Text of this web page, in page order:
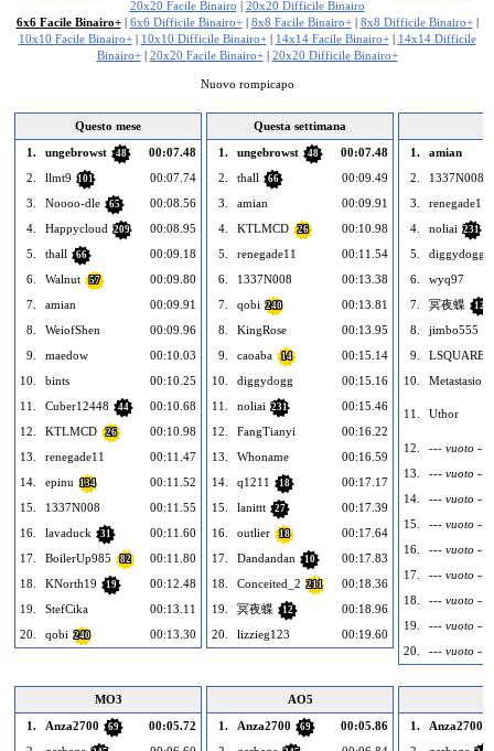
20x20 Facile Binairo | 20x20 Difficile Binairo
6x6 Facile Binairo+| 6x6 Difficile Binairo+| 8x8 Facile Binairo+| 8x8 Difficile Binairo+|
10x10 Facile Binairo+| 10x10 Difficile Binairo+| 14x14 Facile Binairo+| 14x14 Difficile
Binairo+| 20x20 Facile Binairo+| 20x20 Difficile Binairo+
Nuovo rompicapo
Questo mese
1.
ungebrowst 48
00:07.48
2.
llmt9 101
00:07.74
3.
Noooo-dle 65
00:08.56
4.
Happycloud 209
00:08.95
5.
thall 66
00:09.18
6.
Walnut 57
00:09.80
7.
amian
00:09.91
8.
WeiofShen
00:09.96
9.
maedow
00:10.03
10.
bints
00:10.25
11.
Cuber12448 44
00:10.68
12.
KTLMCD 26
00:10.98
13.
renegade11
00:11.47
14.
epinu 134
00:11.52
15.
1337N008
00:11.55
16.
lavaduck 31
00:11.60
17.
BoilerUp985 82
00:11.80
18.
KNorth19 19
00:12.48
19.
StefCika
00:13.11
20.
qobi 240 00:13.30
Questa settimana
1.
ungebrowst 48
00:07.48
2.
thall 66
00:09.49
3.
amian
00:09.91
4.
KTLMCD 26
00:10.98
5.
renegade11
00:11.54
6.
1337N008
00:13.38
7.
qobi 240
00:13.81
8.
KingRose
00:13.95
9.
caoaba 14
00:15.14
10.
diggydogg
00:15.16
11.
noliai 231
00:15.46
12.
FangTianyi
00:16.22
13.
Whoname
00:16.59
14.
q1211 18
00:17.17
15.
lanittt 27
00:17.39
16.
outlier 18
00:17.64
17.
Dandandan 10
00:17.83
18.
Conceited_2 211
00:18.36
19.
冥夜蝶 12
00:18.96
20.
lizzieg123 00:19.60
1.
amian
2.
1337N008
3.
renegade11
4.
noliai 231
5.
diggydogg
6.
wyq97
7.
冥夜蝶 12
8. jimbo555
9.
10.
Metastasio
11. Uthor
12.
--- vuoto ---
13.
--- vuoto ---
14.
--- vuoto ---
15.
--- vuoto ---
16.
--- vuoto ---
17.
--- vuoto ---
18.
--- vuoto ---
19.
--- vuoto ---
20.
--- vuoto ---
MO3
1.
Anza2700 69
00:05.72
AO5
1.
Anza2700 69
00:05.86
1. Anza2700